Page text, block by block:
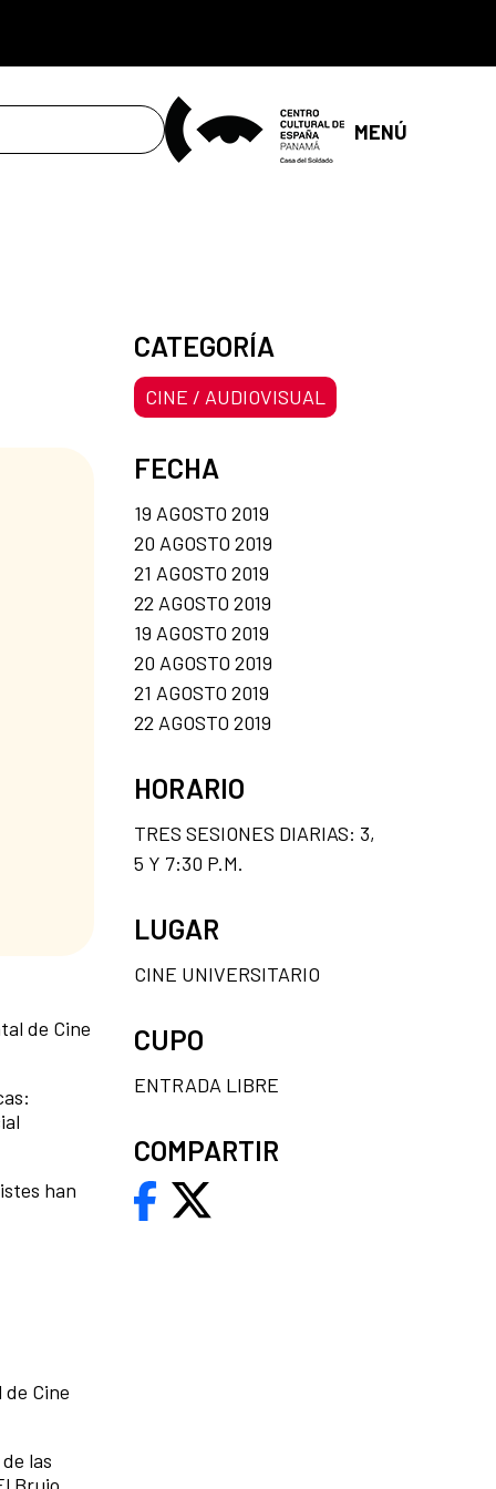
MENÚ
de Cine
han
Cine
las
CATEGORÍA
CINE / AUDIOVISUAL
FECHA
19 AGOSTO 2019
20 AGOSTO 2019
21 AGOSTO 2019
22 AGOSTO 2019
19 AGOSTO 2019
20 AGOSTO 2019
21 AGOSTO 2019
22 AGOSTO 2019
HORARIO
TRES SESIONES DIARIAS: 3,
5 Y 7:30 P.M.
LUGAR
CINE UNIVERSITARIO
CUPO
ENTRADA LIBRE
COMPARTIR